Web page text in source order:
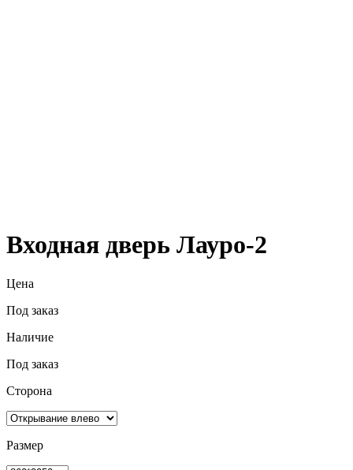
Входная дверь Лауро-2
Цена
Под заказ
Наличие
Под заказ
Сторона
Размер